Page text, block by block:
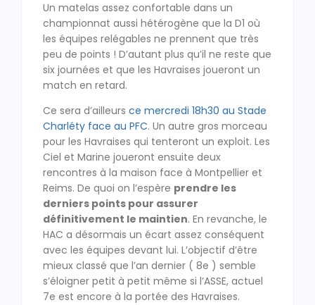
Un matelas assez confortable dans un
championnat aussi hétérogène que la D1 où
les équipes relégables ne prennent que très
peu de points ! D’autant plus qu’il ne reste que
six journées et que les Havraises joueront un
match en retard.
Ce sera d’ailleurs ce mercredi 18h30 au Stade
Charléty face au PFC. Un autre gros morceau
pour les Havraises qui tenteront un exploit. Les
Ciel et Marine joueront ensuite deux
rencontres à la maison face à Montpellier et
Reims. De quoi on l’espère prendre les
derniers points pour assurer
définitivement le maintien. En revanche, le
HAC a désormais un écart assez conséquent
avec les équipes devant lui. L’objectif d’être
mieux classé que l’an dernier ( 8e ) semble
s’éloigner petit à petit même si l’ASSE, actuel
7e est encore à la portée des Havraises.